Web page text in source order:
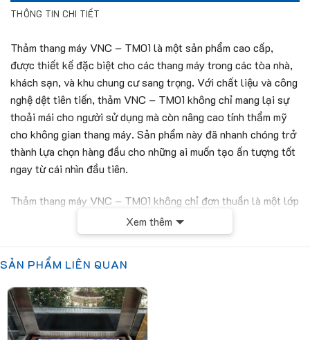
THÔNG TIN CHI TIẾT
Thảm thang máy VNC – TM01 là một sản phẩm cao cấp,
được thiết kế đặc biệt cho các thang máy trong các tòa nhà,
khách sạn, và khu chung cư sang trọng. Với chất liệu và công
nghệ dệt tiên tiến, thảm VNC – TM01 không chỉ mang lại sự
thoải mái cho người sử dụng mà còn nâng cao tính thẩm mỹ
cho không gian thang máy. Sản phẩm này đã nhanh chóng trở
thành lựa chọn hàng đầu cho những ai muốn tạo ấn tượng tốt
ngay từ cái nhìn đầu tiên.
Thảm thang máy VNC – TM01 không chỉ đơn thuần là một lớp
trải sàn, mà còn là một phần không thể thiếu trong việc hoàn
thiện nội thất của các công trình cao cấp. Với thiết kế tinh tế,
nghiệp, rất cần thiết cho những không gian công cộng.
Xem thêm
SẢN PHẨM LIÊN QUAN